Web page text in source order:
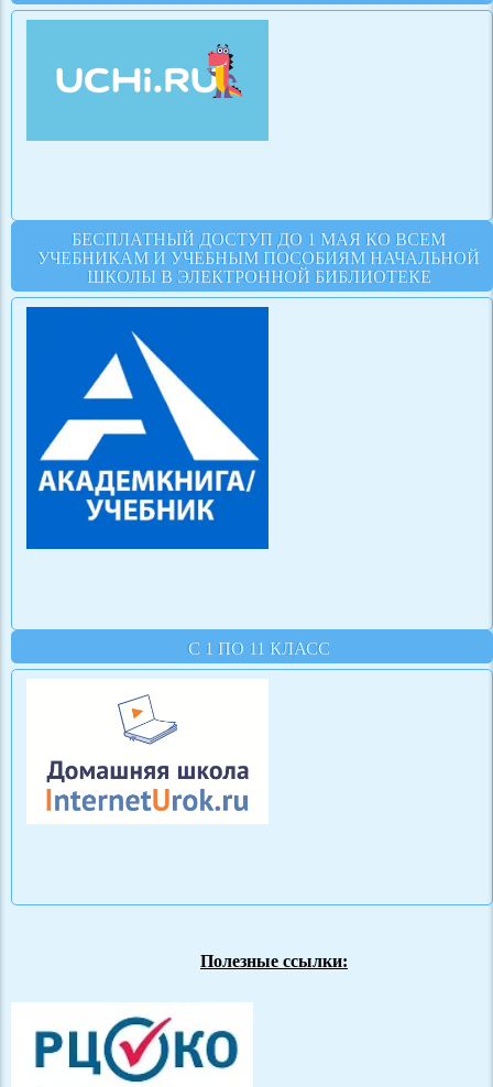
БЕСПЛАТНЫЙ ДОСТУП ДО 1 МАЯ КО ВСЕМ
УЧЕБНИКАМ И УЧЕБНЫМ ПОСОБИЯМ НАЧАЛЬНОЙ
ШКОЛЫ В ЭЛЕКТРОННОЙ БИБЛИОТЕКЕ
С 1 ПО 11 КЛАСС
Полезные ссылки: